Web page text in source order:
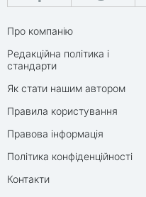
Про компанію
Редакційна політика і
стандарти
Як стати нашим автором
Правила користування
Правова інформація
Політика конфіденційності
Контакти